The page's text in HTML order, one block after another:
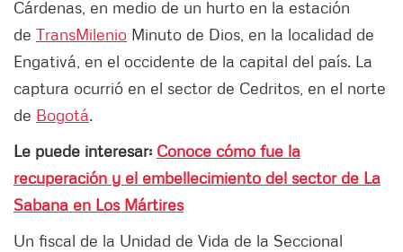
Cárdenas, en medio de un hurto en la estación
de TransMilenio Minuto de Dios, en la localidad de
Engativá, en el occidente de la capital del país. La
captura ocurrió en el sector de Cedritos, en el norte
de Bogotá.
Le puede interesar: Conoce cómo fue la
recuperación y el embellecimiento del sector de La
Sabana en Los Mártires
Un fiscal de la Unidad de Vida de la Seccional